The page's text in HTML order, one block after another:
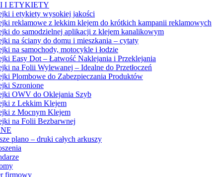
I ETYKIETY
i etykiety wysokiej jakości
reklamowe z lekkim klejem do krótkich kampanii reklamowych
do samodzielnej aplikacji z klejem kanalikowym
na ściany do domu i mieszkania – cytaty
na samochody, motocykle i łodzie
Easy Dot – Łatwość Naklejania i Przeklejania
na Folii Wylewanej – Idealne do Przetłoczeń
Plombowe do Zabezpieczania Produktów
Szronione
OWV do Oklejania Szyb
z Lekkim Klejem
z Mocnym Klejem
na Folii Bezbarwnej
plano – druki całych arkuszy
firmowy